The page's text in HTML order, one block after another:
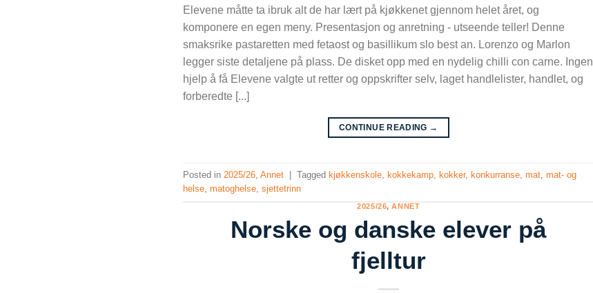
Elevene måtte ta ibruk alt de har lært på kjøkkenet gjennom helet året, og
komponere en egen meny. Presentasjon og anretning - utseende teller! Denne
smaksrike pastaretten med fetaost og basillikum slo best an. Lorenzo og Marlon
legger siste detaljene på plass. De disket opp med en nydelig chilli con carne. Ingen
hjelp å få Elevene valgte ut retter og oppskrifter selv, laget handlelister, handlet, og
forberedte [...]
CONTINUE READING →
Posted in 2025/26 ,Annet Tagged kjøkkenskole kokkekamp kokker, konkurranse ,mat ,mat- og
helse ,matoghelse ,sjettetrinn
2025/26,ANNET
Norske og danske elever på
fjelltur